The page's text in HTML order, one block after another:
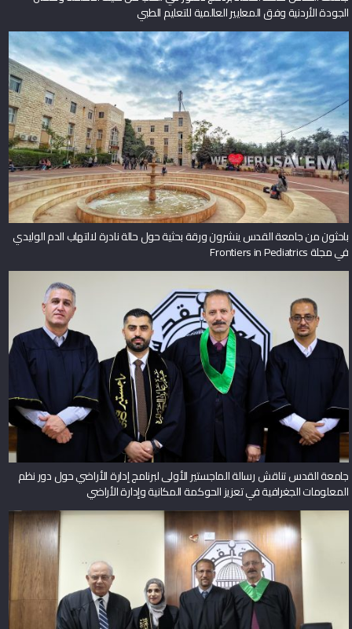
الجودة الأردنية وفق المعايير العالمية للتعليم الطبي
باحثون من جامعة القدس ينشرون ورقة بحثية حول حالة نادرة لالتهاب الدم الوليدي
في مجلة Frontiers in Pediatrics
جامعة القدس تناقش رسالة الماجستير الأولى لبرنامج إدارة الأراضي حول دور نظم
المعلومات الجغرافية في تعزيز الحوكمة المكانية وإدارة الأراضي